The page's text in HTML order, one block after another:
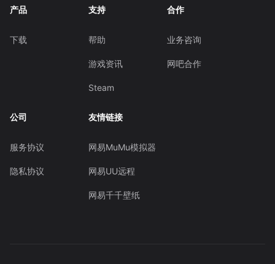
产品
下载
支持
帮助
游戏资讯
Steam
合作
业务咨询
网吧合作
公司
服务协议
隐私协议
友情链接
网易MuMu模拟器
网易UU远程
网易千千壁纸